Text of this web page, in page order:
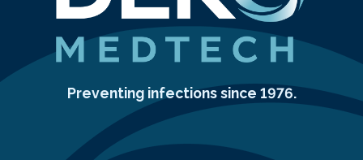
Preventing infections since 1976.